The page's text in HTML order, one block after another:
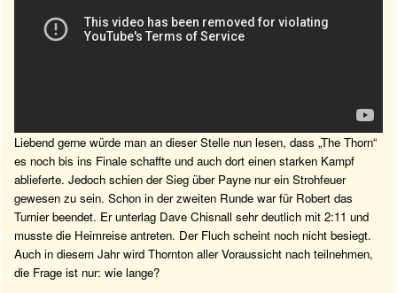
Liebend gerne würde man an dieser Stelle nun lesen, dass „The Thorn“
es noch bis ins Finale schaffte und auch dort einen starken Kampf
ablieferte. Jedoch schien der Sieg über Payne nur ein Strohfeuer
gewesen zu sein. Schon in der zweiten Runde war für Robert das
Turnier beendet. Er unterlag Dave Chisnall sehr deutlich mit 2:11 und
musste die Heimreise antreten. Der Fluch scheint noch nicht besiegt.
Auch in diesem Jahr wird Thornton aller Voraussicht nach teilnehmen,
die Frage ist nur: wie lange?